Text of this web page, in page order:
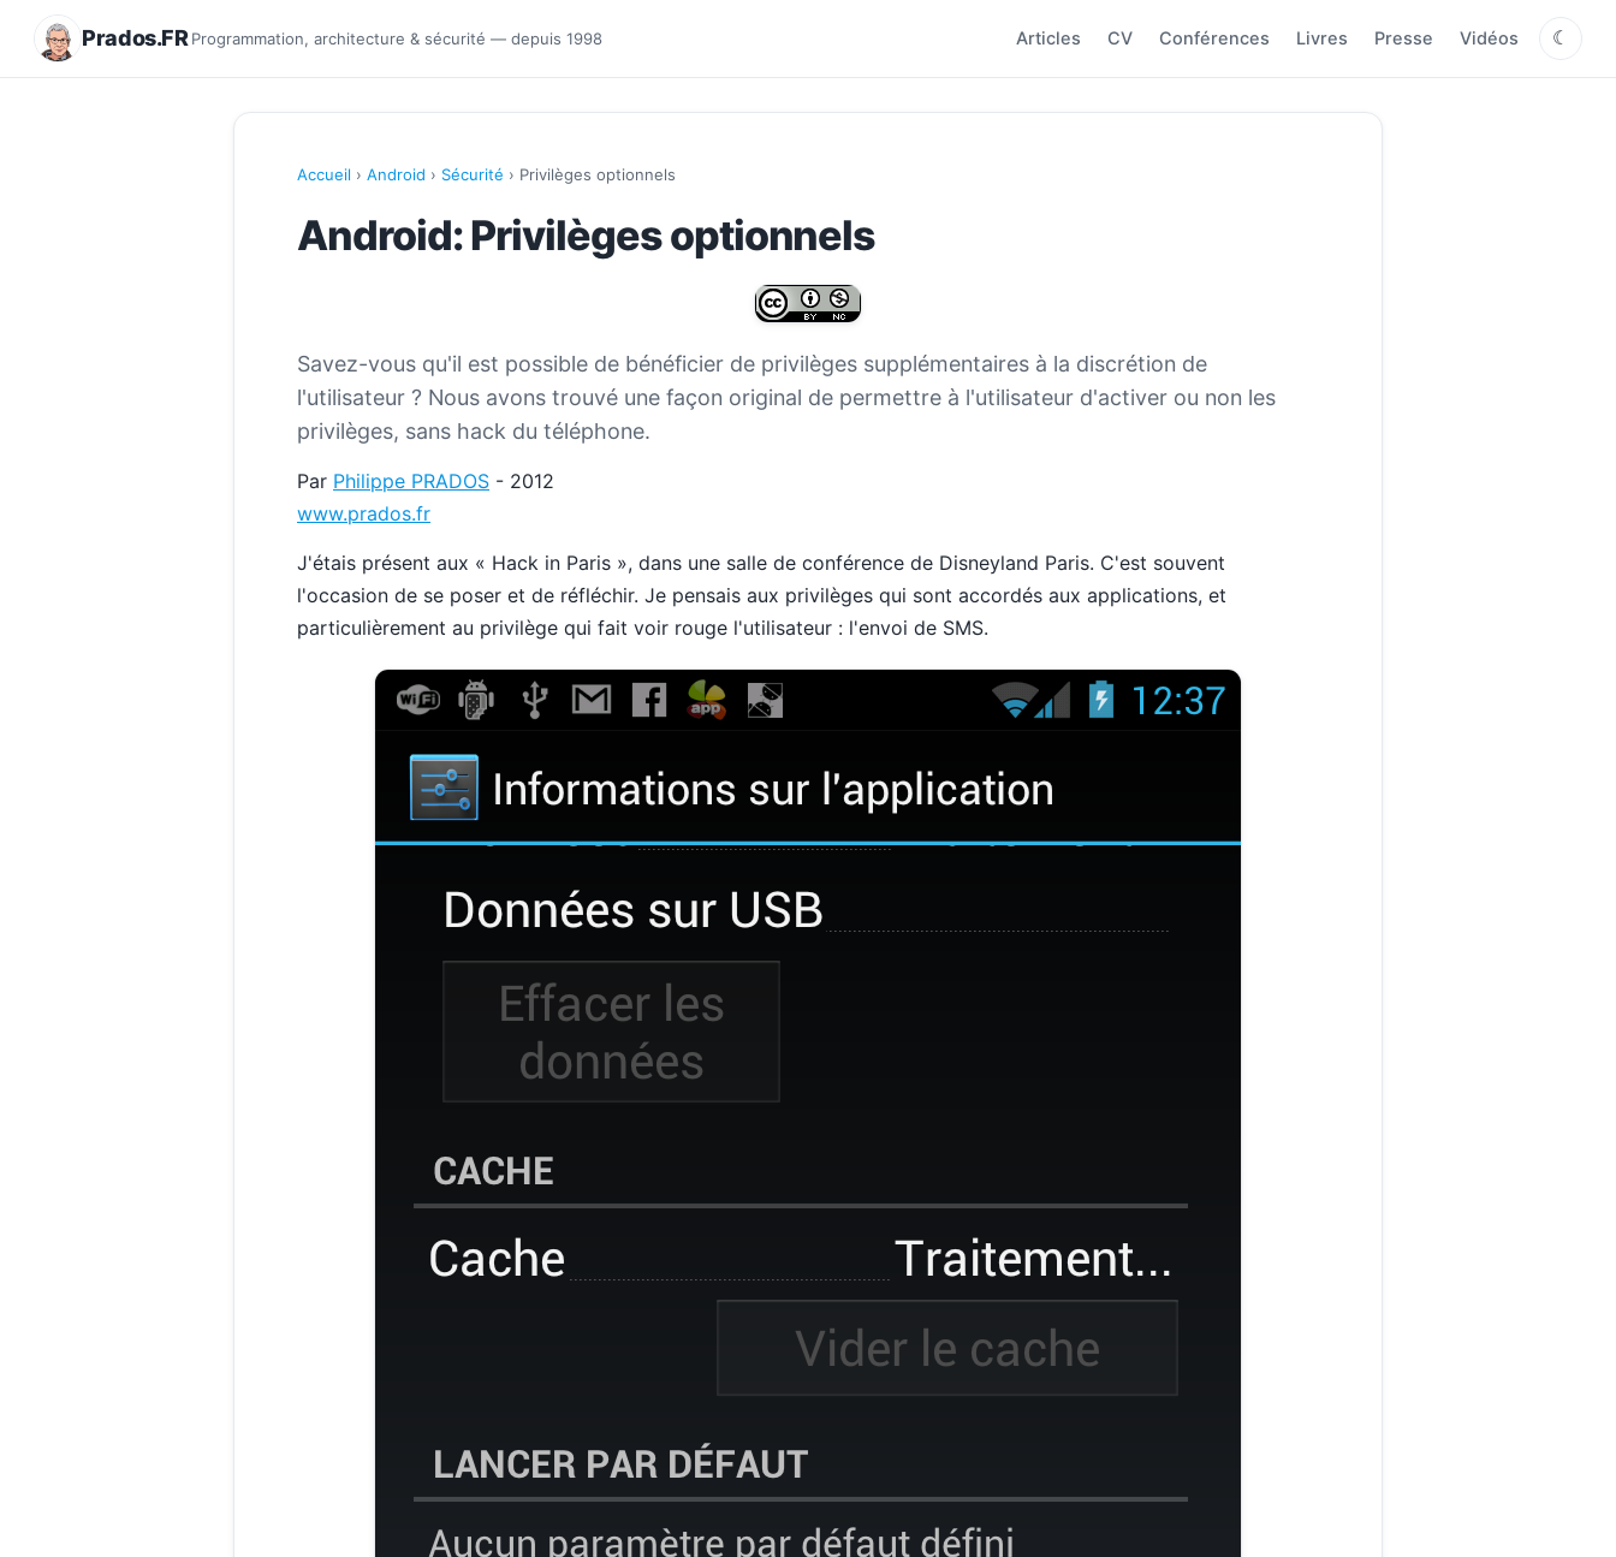
Prados.FR Programmation, architecture & sécurité — depuis 1998 Articles CV Conférences Livres Presse Vidéos ☾
Accueil › Android › Sécurité › Privilèges optionnels
Android: Privilèges optionnels
Savez-vous qu'il est possible de bénéficier de privilèges supplémentaires à la discrétion de
l'utilisateur ? Nous avons trouvé une façon original de permettre à l'utilisateur d'activer ou non les
privilèges, sans hack du téléphone.
Par Philippe PRADOS - 2012
www.prados.fr
J'étais présent aux « Hack in Paris », dans une salle de conférence de Disneyland Paris. C'est souvent
l'occasion de se poser et de réfléchir. Je pensais aux privilèges qui sont accordés aux applications, et
particulièrement au privilège qui fait voir rouge l'utilisateur : l'envoi de SMS.